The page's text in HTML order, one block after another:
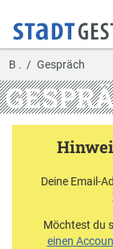
B . Gespräch
Deine Email-
Möchtest du
einen